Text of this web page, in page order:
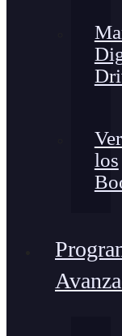
los